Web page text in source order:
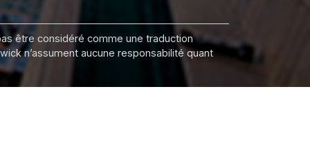
être considéré comme une traduction
n’assument aucune responsabilité quant